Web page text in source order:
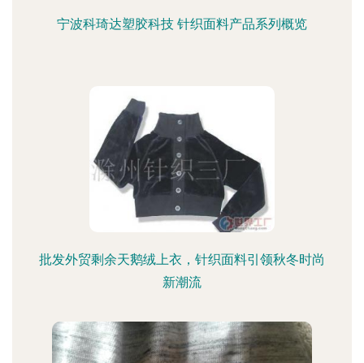
宁波科琦达塑胶科技 针织面料产品系列概览
批发外贸剩余天鹅绒上衣，针织面料引领秋冬时尚
新潮流